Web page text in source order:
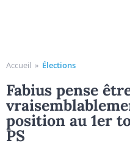
Accueil » Élections
Fabius pense
position au 1er
PS